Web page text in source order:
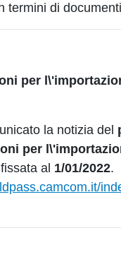
di
per
la notizia del
per
al 1/01/2022.